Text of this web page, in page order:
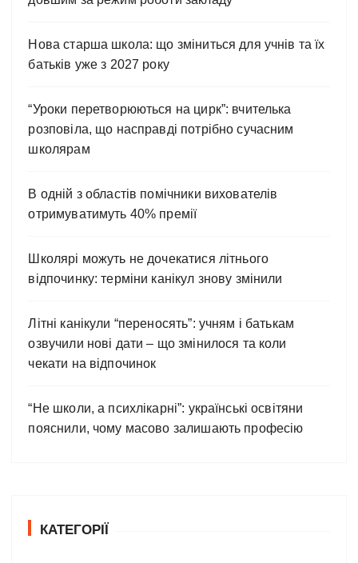
Нова старша школа: що зміниться для учнів та їх
батьків уже з 2027 року
“Уроки перетворюються на цирк”: вчителька
розповіла, що насправді потрібно сучасним
школярам
В одній з областів помічники вихователів
отримуватимуть 40% премії
Школярі можуть не дочекатися літнього
відпочинку: терміни канікул знову змінили
Літні канікули “переносять”: учням і батькам
озвучили нові дати – що змінилося та коли
чекати на відпочинок
“Не школи, а психлікарні”: українські освітяни
пояснили, чому масово залишають професію
КАТЕГОРІЇ